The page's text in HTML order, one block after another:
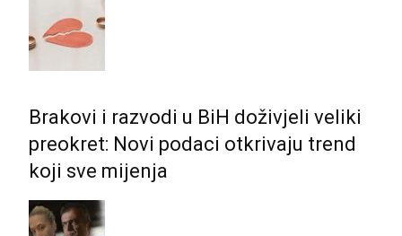
Brakovi i razvodi u BiH doživjeli veliki
preokret: Novi podaci otkrivaju trend
koji sve mijenja